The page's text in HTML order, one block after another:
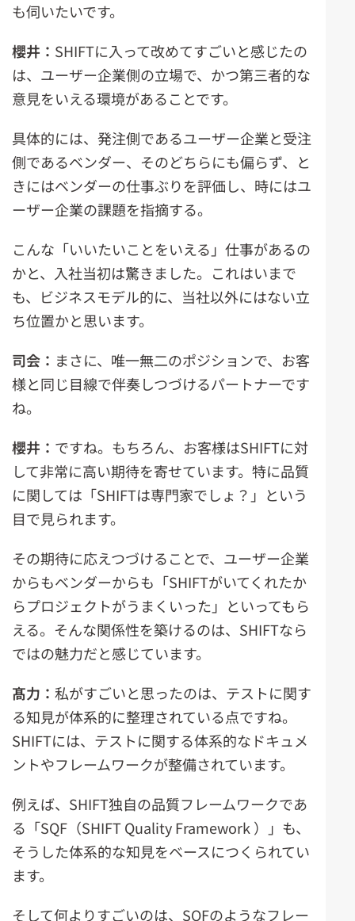
も伺いたいです。
櫻井： SHIFTに入って改めてすごいと感じたの
は、ユーザー企業側の立場で、かつ第三者的な
意見をいえる環境があることです。
具体的には、発注側であるユーザー企業と受注
側であるベンダー、そのどちらにも偏らず、と
きにはベンダーの仕事ぶりを評価し、時にはユ
ーザー企業の課題を指摘する。
こんな「いいたいことをいえる」仕事があるの
かと、入社当初は驚きました。これはいまで
も、ビジネスモデル的に、当社以外にはない立
ち位置かと思います。
司会： まさに、唯一無二のポジションで、お客
様と同じ目線で伴奏しつづけるパートナーです
ね。
櫻井： ですね。もちろん、お客様はSHIFTに対
して非常に高い期待を寄せています。特に品質
に関しては「SHIFTは専門家でしょ？」という
目で見られます。
その期待に応えつづけることで、ユーザー企業
からもベンダーからも「SHIFTがいてくれたか
らプロジェクトがうまくいった」といってもら
える。そんな関係性を築けるのは、SHIFTなら
ではの魅力だと感じています。
髙力： 私がすごいと思ったのは、テストに関す
る知見が体系的に整理されている点ですね。
SHIFTには、テストに関する体系的なドキュメ
ントやフレームワークが整備されています。
例えば、SHIFT独自の品質フレームワークであ
る「SQF（SHIFT Quality Framework ）」も、
そうした体系的な知見をベースにつくられてい
ます。
そして何よりすごいのは、SQFのようなフレー